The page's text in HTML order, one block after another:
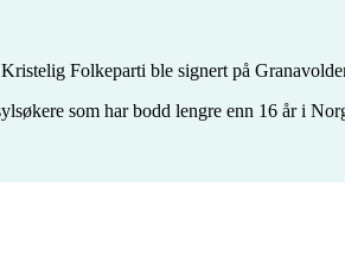
Folkeparti ble signert på
som har bodd lengre enn 16 år i